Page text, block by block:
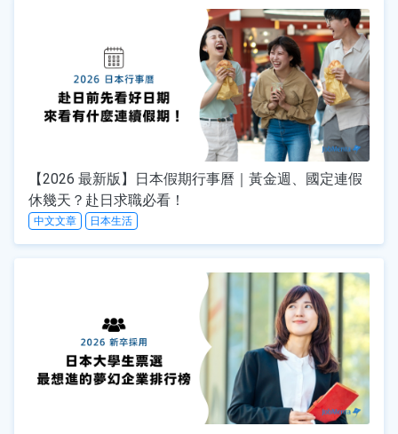
【2026 最新版】日本假期行事曆｜黃金週、國定連假
休幾天？赴日求職必看！
中文文章 日本生活